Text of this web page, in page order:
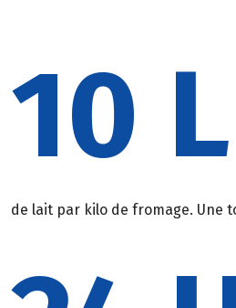
10 L
de lait par kilo de fromage. Une